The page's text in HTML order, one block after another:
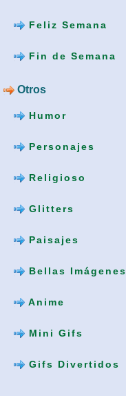
Feliz Semana
Fin de Semana
Otros
Humor
Personajes
Religioso
Glitters
Paisajes
Bellas Imágenes
Anime
Mini Gifs
Gifs Divertidos